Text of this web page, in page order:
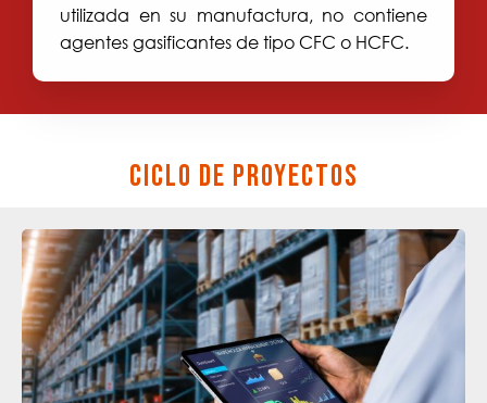
utilizada en su manufactura, no contiene
agentes gasificantes de tipo CFC o HCFC.
Ciclo De Proyectos